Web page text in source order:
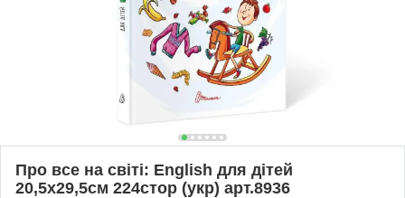
Про все на світі: English для дітей
20,5х29,5см 224стор (укр) арт.8936